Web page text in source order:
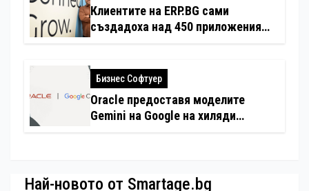
Клиентите на ERP.BG сами
създадоха над 450 приложения
интелект
Бизнес Софтуер
Oracle предоставя моделите
Gemini на Google на хиляди
Най-новото от Smartage.bg